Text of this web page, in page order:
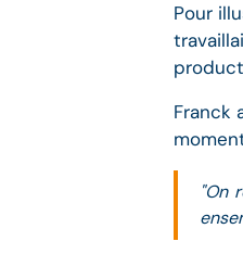
Pour
Franck
"On